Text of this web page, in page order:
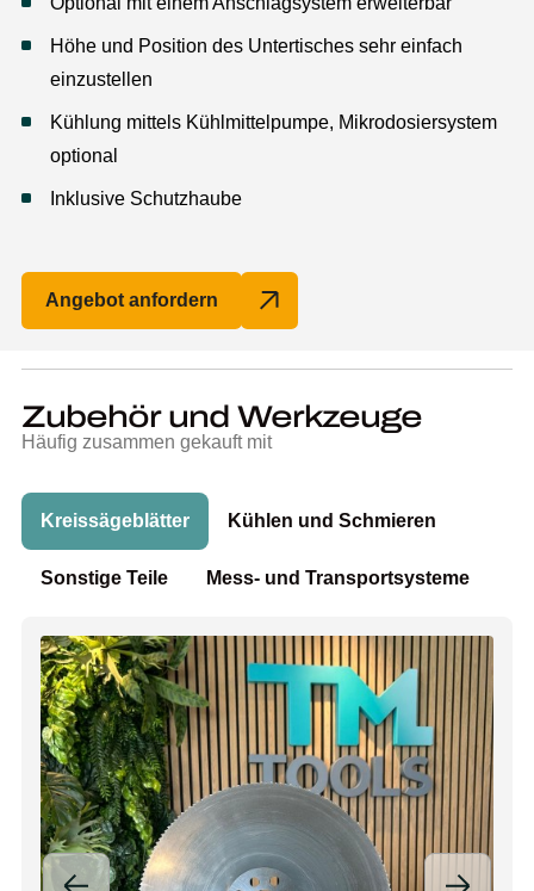
Höhe und Position des Untertisches sehr einfach
einzustellen
Kühlung mittels Kühlmittelpumpe, Mikrodosiersystem
optional
Inklusive Schutzhaube
Angebot anfordern
Zubehör und Werkzeuge
Häufig zusammen gekauft mit
Kreissägeblätter Kühlen und Schmieren
Sonstige Teile Mess- und Transportsysteme